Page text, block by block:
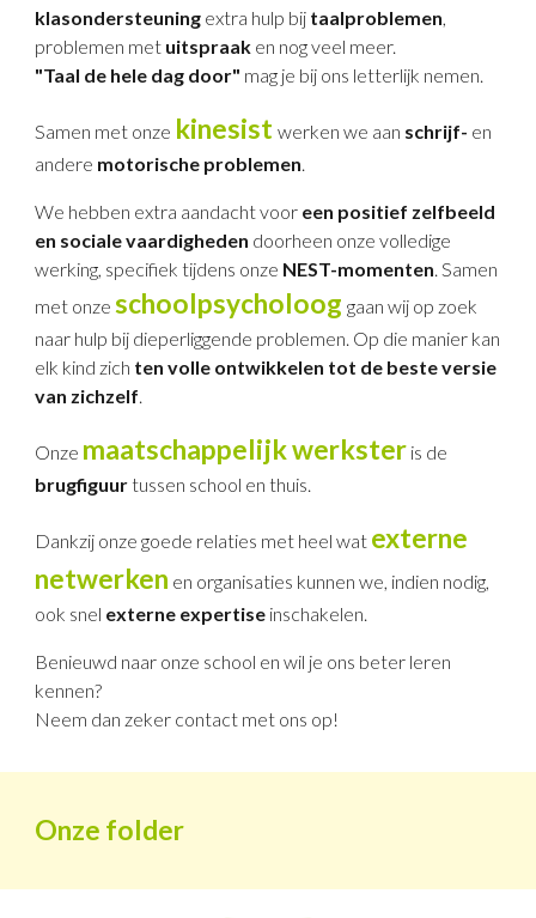
klasondersteuning extra hulp bij taalproblemen
problemen met uitspraak en nog veel meer.
"Taal de hele dag door" mag je bij ons letterlijk nemen.
Samen met onze kinesistwerken we aan schrijf- en
andere motorische problemen
We hebben extra aandacht voor een positief zelfbeeld
en sociale vaardigheden doorheen onze volledige
werking, specifiek tijdens onze NEST-momenten . Samen
met onze schoolpsycholooggaan wij op zoek
naar hulp bij dieperliggende problemen. Op die manier kan
elk kind zich ten volle ontwikkelen tot de beste versie
van zichzelf
Onze maatschappelijk werkster is de
brugfiguurtussen school en thuis.
Dankzij onze goede relaties met heel wat externe
netwerken en organisaties kunnen we, indien nodig,
ook snel externe expertise inschakelen.
Benieuwd naar onze school en wil je ons beter leren
kennen?
Neem dan zeker contact met ons op!
Onze folder